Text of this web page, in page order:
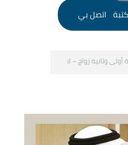
اتصل بي
وثانية زواج – لقاء مع د.خالد الحليبي